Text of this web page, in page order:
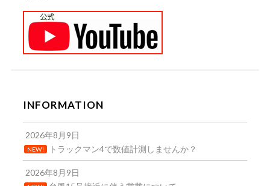
INFORMATION
2026年8月9日
NEW! トラックマン4で数値計測しませんか？
2026年8月9日